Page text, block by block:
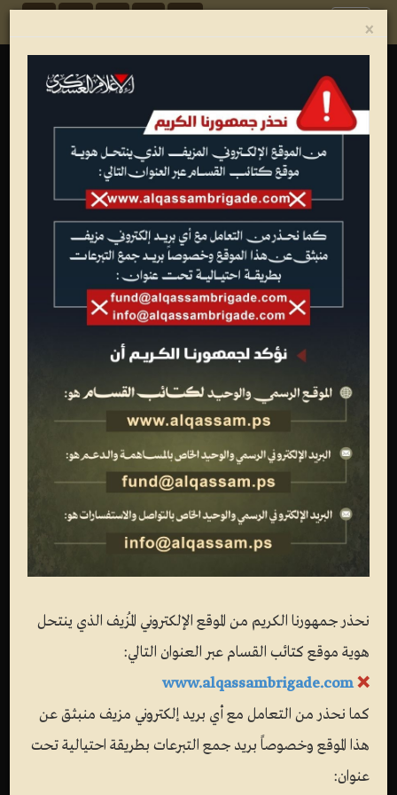
عملية «الوهم المتبدد»
النوعية - أسر الجندي جلعاد
شاليط
موقع عسكري صهيوني "كرم أبو سالم" جنوب
تاريخ العملية:25-6-2006م.
خسائر العدو:مقتل جنديين وإصابة آخرين وأسر الجندي
"جلعاد شاليط".
×
نحذر جمهورنا الكريم من الموقع الإلكتروني المُزيف الذي ينتحل
هوية موقع كتائب القسام عبر العنوان التالي:
❌
www.alqassambrigade.com
كما نحذر من التعامل مع أي بريد إلكتروني مزيف منبثق عن
هذا الموقع وخصوصاً بريد جمع التبرعات بطريقة احتيالية تحت
عنوان: